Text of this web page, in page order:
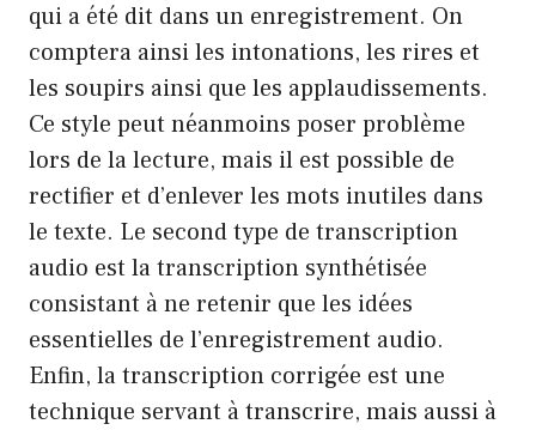
qui a été dit dans un enregistrement. On
comptera ainsi les intonations, les rires et
les soupirs ainsi que les applaudissements.
Ce style peut néanmoins poser problème
lors de la lecture, mais il est possible de
rectifier et d’enlever les mots inutiles dans
le texte. Le second type de transcription
audio est la transcription synthétisée
consistant à ne retenir que les idées
essentielles de l’enregistrement audio.
Enfin, la transcription corrigée est une
technique servant à transcrire, mais aussi à